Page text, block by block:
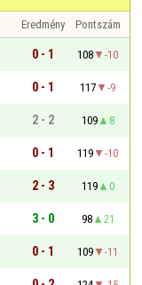
Eredmény
Pontszám
0 - 1 108
-10
0 - 1 117
-9
2 - 2 109
8
0 - 1 119
-10
2 - 3 119
0
3 - 0 98
21
0 - 1 109
-11